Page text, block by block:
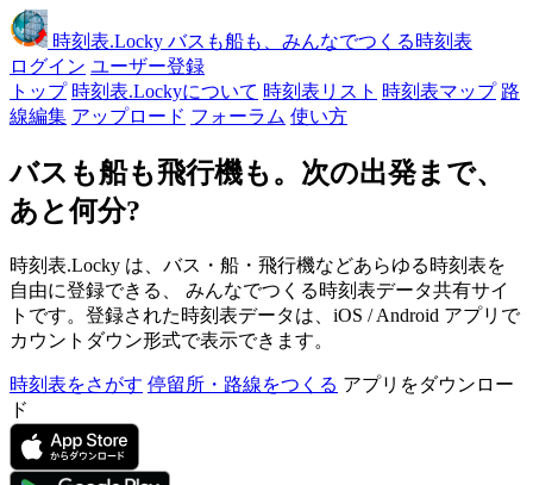
時刻表.Locky バスも船も、みんなでつくる時刻表
ログイン ユーザー登録
トップ 時刻表.Lockyについて 時刻表リスト 時刻表マップ 路
線編集 アップロード フォーラム 使い方
バスも船も飛行機も。次の出発まで、
あと何分?
時刻表.Locky は、バス・船・飛行機などあらゆる時刻表を
自由に登録できる、 みんなでつくる時刻表データ共有サイ
トです。登録された時刻表データは、iOS / Android アプリで
カウントダウン形式で表示できます。
時刻表をさがす 停留所・路線をつくる アプリをダウンロー
ド